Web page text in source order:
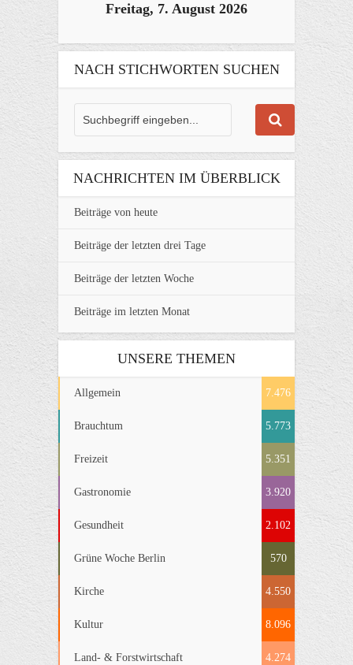
Freitag, 7. August 2026
NACH STICHWORTEN SUCHEN
NACHRICHTEN IM ÜBERBLICK
Beiträge von heute
Beiträge der letzten drei Tage
Beiträge der letzten Woche
Beiträge im letzten Monat
UNSERE THEMEN
Allgemein 7.476
Brauchtum 5.773
Freizeit 5.351
Gastronomie 3.920
Gesundheit 2.102
Grüne Woche Berlin 570
Kirche 4.550
Kultur 8.096
Land- & Forstwirtschaft 4.274